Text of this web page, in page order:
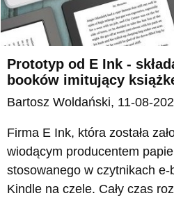
Prototyp od E Ink -
booków imitujący
Bartosz Woldański, 11-08-
Firma E Ink, która została
wiodącym producentem
stosowanego w czytnikach e-
Kindle na czele. Cały czas